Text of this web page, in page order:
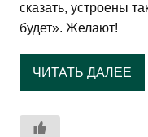
сказать, устроены
будет». Желают!
ЧИТАТЬ ДАЛЕЕ